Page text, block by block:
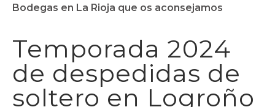
Bodegas en La Rioja que os aconsejamos
Temporada 2024
de despedidas de
soltero en Logroño